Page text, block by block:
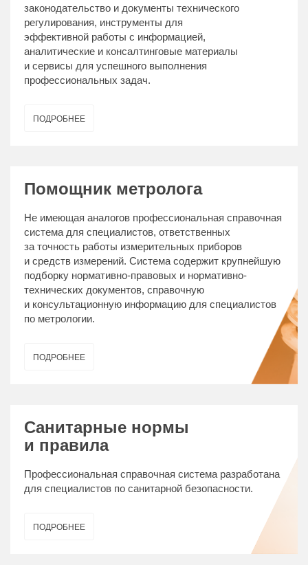
законодательство и документы технического
регулирования, инструменты для
эффективной работы с информацией,
аналитические и консалтинговые материалы
и сервисы для успешного выполнения
профессиональных задач.
ПОДРОБНЕЕ
Помощник метролога
Не имеющая аналогов профессиональная справочная
система для специалистов, ответственных
за точность работы измерительных приборов
и средств измерений. Система содержит крупнейшую
подборку нормативно-правовых и нормативно-
технических документов, справочную
и консультационную информацию для специалистов
по метрологии.
ПОДРОБНЕЕ
Санитарные нормы
и правила
Профессиональная справочная система разработана
для специалистов по санитарной безопасности.
ПОДРОБНЕЕ